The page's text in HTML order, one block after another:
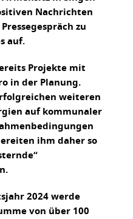
Nachrichten
zu
auf.
Projekte mit
in der Planung.
weiteren
auf kommunaler
ihm daher so
2024 werde
von über 100